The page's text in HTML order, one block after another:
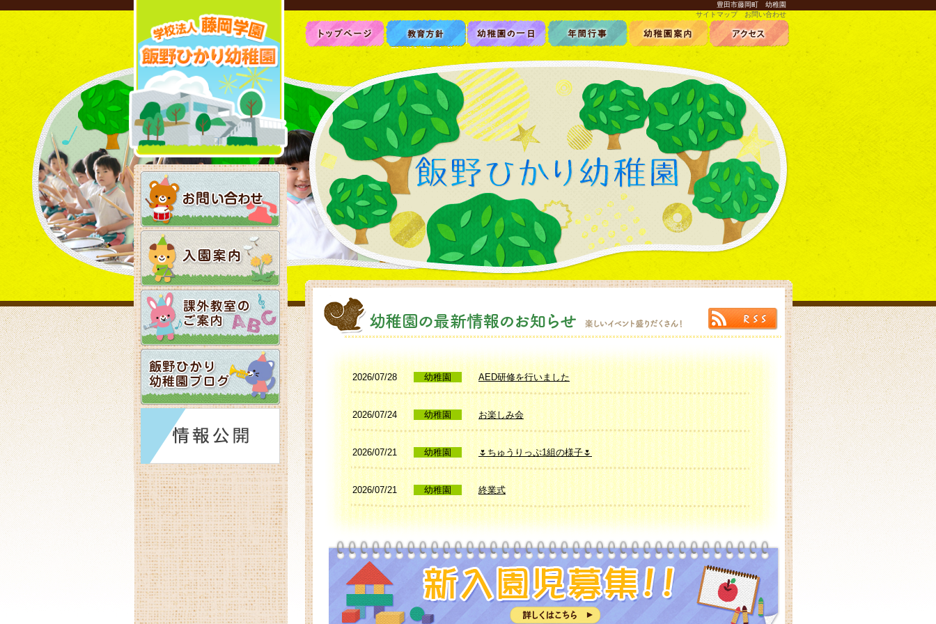
豊田市藤岡町 幼稚園
サイトマップ
お問い合わせ
2026/07/28 幼稚園 AED研修を行いました
2026/07/24 幼稚園 お楽しみ会
2026/07/21 幼稚園 🌷ちゅうりっぷ1組の様子🌷
2026/07/21 幼稚園 終業式